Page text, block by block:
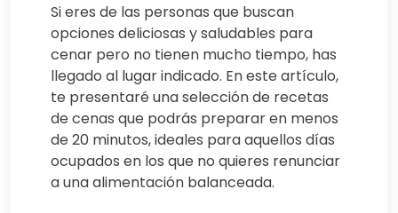
Si eres de las personas que buscan
opciones deliciosas y saludables para
cenar pero no tienen mucho tiempo, has
llegado al lugar indicado. En este artículo,
te presentaré una selección de recetas
de cenas que podrás preparar en menos
de 20 minutos, ideales para aquellos días
ocupados en los que no quieres renunciar
a una alimentación balanceada.